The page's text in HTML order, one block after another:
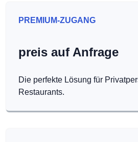
PREMIUM-ZUGANG
preis auf Anfrage
Die perfekte Lösung für
Restaurants.